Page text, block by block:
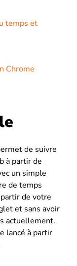
temps et
Chrome
de suivre
à partir de
un simple
de temps
de votre
et sans avoir
actuellement.
lancé à partir